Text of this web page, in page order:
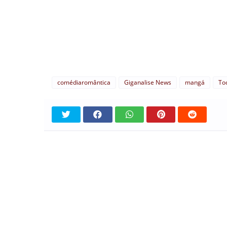
comédiaromântica Giganalise News mangá